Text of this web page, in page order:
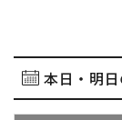
本日・明